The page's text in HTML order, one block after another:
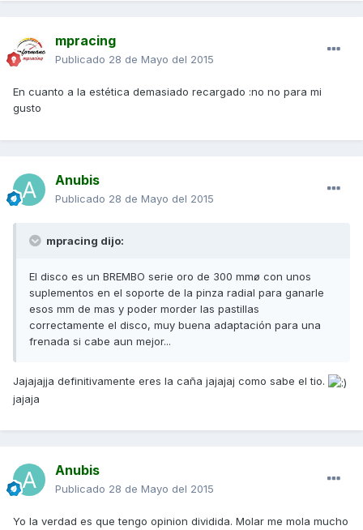
mpracing
Publicado 28 de Mayo del 2015
En cuanto a la estética demasiado recargado :no no para mi
gusto
Anubis
Publicado 28 de Mayo del 2015
mpracing dijo:
El disco es un BREMBO serie oro de 300 mmø con unos
suplementos en el soporte de la pinza radial para ganarle
esos mm de mas y poder morder las pastillas
correctamente el disco, muy buena adaptación para una
frenada si cabe aun mejor...
Jajajajja definitivamente eres la caña jajajaj como sabe el tio.
jajaja
Anubis
Publicado 28 de Mayo del 2015
Yo la verdad es que tengo opinion dividida. Molar me mola mucho